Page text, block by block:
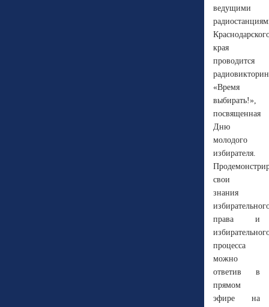
ведущими
края
проводится
«Время
выбирать!»,
посвященная
Дню
молодого
избирателя.
свои
знания
права и
процесса
можно
ответив в
прямом
эфире на